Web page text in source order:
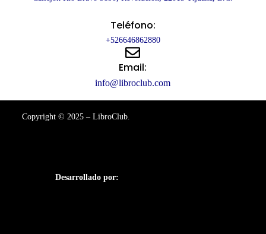
Teléfono:
+526646862880
Email:
info@libroclub.com
Copyright © 2025 – LibroClub.
Desarrollado por: